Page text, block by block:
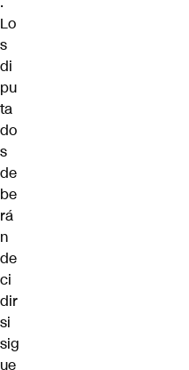
Lo
s
di
pu
ta
do
s
de
be
rá
n
de
ci
dir
si
sig
ue